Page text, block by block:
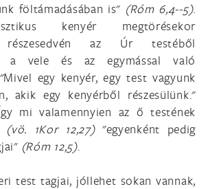
föltámadásában is" (Róm 6,4--5).
kenyér megtörésekor
részesedvén az Úr testéből
a vele és az egymással való
egy kenyér, egy test vagyunk
akik egy kenyérből részesülünk."
mi valamennyien az ő testének
(vö. 1Kor 12,27)"egyenként pedig
(Róm 12,5).
test tagjai, jóllehet sokan vannak,